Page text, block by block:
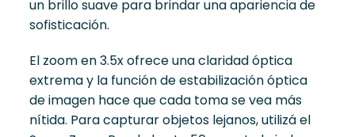
un brillo suave para brindar una apariencia de
sofisticación.
El zoom en 3.5x ofrece una claridad óptica
extrema y la función de estabilización óptica
de imagen hace que cada toma se vea más
nítida. Para capturar objetos lejanos, utilizá el